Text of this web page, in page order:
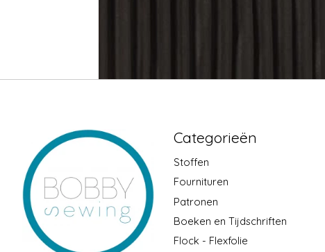
Categorieën
Stoffen
Fournituren
Patronen
Boeken en Tijdschriften
Flock - Flexfolie